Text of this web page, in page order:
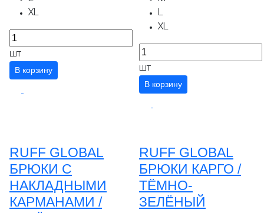
XL
шт
В корзину
L
XL
шт
В корзину
RUFF GLOBAL
БРЮКИ С
НАКЛАДНЫМИ
КАРМАНАМИ /
RUFF GLOBAL
БРЮКИ КАРГО /
ТЁМНО-
ЗЕЛЁНЫЙ